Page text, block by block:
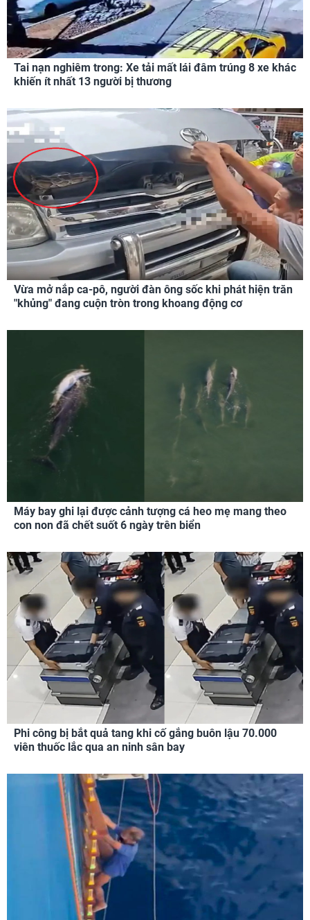
Tai nạn nghiêm trong: Xe tải mất lái đâm trúng 8 xe khác
khiến ít nhất 13 người bị thương
Vừa mở nắp ca-pô, người đàn ông sốc khi phát hiện trăn
"khủng" đang cuộn tròn trong khoang động cơ
Máy bay ghi lại được cảnh tượng cá heo mẹ mang theo
con non đã chết suốt 6 ngày trên biển
Phi công bị bắt quả tang khi cố gắng buôn lậu 70.000
viên thuốc lắc qua an ninh sân bay